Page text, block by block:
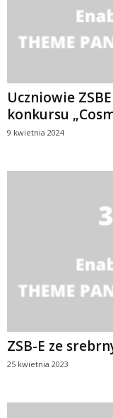
Uczniowie
konkursu
9 kwietnia 2024
ZSB-E ze
25 kwietnia 2023